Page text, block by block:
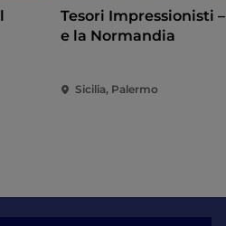
Tesori Impressionisti
e la Normandia
Sicilia, Palermo